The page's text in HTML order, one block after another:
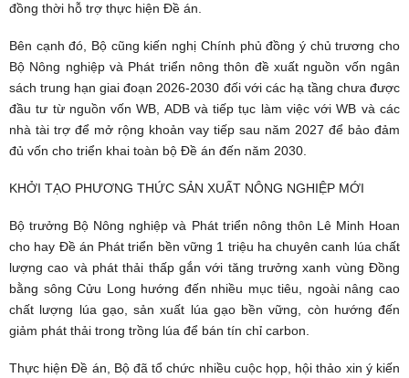
đồng thời hỗ trợ thực hiện Đề án.
Bên cạnh đó, Bộ cũng kiến nghị Chính phủ đồng ý chủ trương cho
Bộ Nông nghiệp và Phát triển nông thôn đề xuất nguồn vốn ngân
sách trung hạn giai đoạn 2026-2030 đối với các hạ tầng chưa được
đầu tư từ nguồn vốn WB, ADB và tiếp tục làm việc với WB và các
nhà tài trợ để mở rộng khoản vay tiếp sau năm 2027 để bảo đảm
đủ vốn cho triển khai toàn bộ Đề án đến năm 2030.
KHỞI TẠO PHƯƠNG THỨC SẢN XUẤT NÔNG NGHIỆP MỚI
Bộ trưởng Bộ Nông nghiệp và Phát triển nông thôn Lê Minh Hoan
cho hay Đề án Phát triển bền vững 1 triệu ha chuyên canh lúa chất
lượng cao và phát thải thấp gắn với tăng trưởng xanh vùng Đồng
bằng sông Cửu Long hướng đến nhiều mục tiêu, ngoài nâng cao
chất lượng lúa gạo, sản xuất lúa gạo bền vững, còn hướng đến
giảm phát thải trong trồng lúa để bán tín chỉ carbon.
Thực hiện Đề án, Bộ đã tổ chức nhiều cuộc họp, hội thảo xin ý kiến